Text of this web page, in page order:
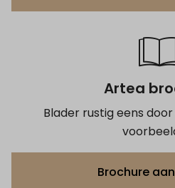
Artea
Blader rustig eens
Brochure